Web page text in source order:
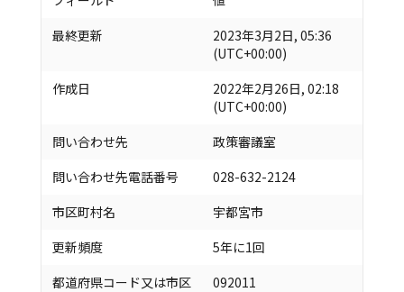
最終更新
2023年3月2日, 05:36
(UTC+00:00)
作成日
2022年2月26日, 02:18
(UTC+00:00)
問い合わせ先
政策審議室
問い合わせ先電話番号
028-632-2124
市区町村名
宇都宮市
更新頻度
5年に1回
都道府県コード又は市区
092011